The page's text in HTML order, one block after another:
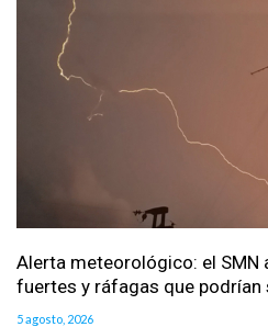
Alerta meteorológico: el
fuertes y ráfagas que
5 agosto, 2026